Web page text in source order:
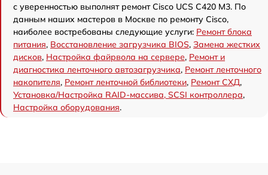
с уверенностью выполнят ремонт Cisco UCS C420 M3. По
данным наших мастеров в Москве по ремонту Cisco,
наиболее востребованы следующие услуги: Ремонт блока
питания, Восстановление загрузчика BIOS, Замена жестких
дисков, Настройка файрвола на сервере, Ремонт и
диагностика ленточного автозагрузчика, Ремонт ленточного
накопителя, Ремонт ленточной библиотеки, Ремонт СХД,
Установка/Настройка RAID-массива, SCSI контроллера,
Настройка оборудования.